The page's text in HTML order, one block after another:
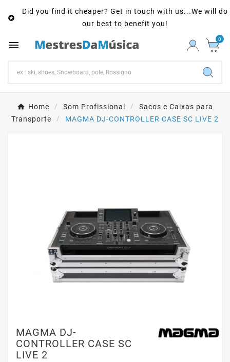

Did you find it cheaper? Get in touch with us...We will do
our best to benefit you!
 0
Home Som Profissional
Sacos e Caixas para
Transporte
MAGMA DJ-CONTROLLER CASE SC LIVE 2
MAGMA DJ-
CONTROLLER CASE SC
LIVE 2